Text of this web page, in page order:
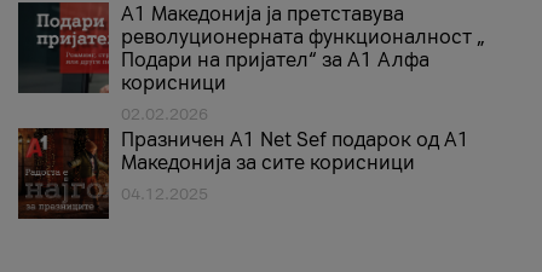
А1 Македонија ја претставува
револуционерната функционалност „
Подари на пријател“ за А1 Алфа
корисници
02.02.2026
Празничен A1 Net Sеf подарок од А1
Македонија за сите корисници
04.12.2025